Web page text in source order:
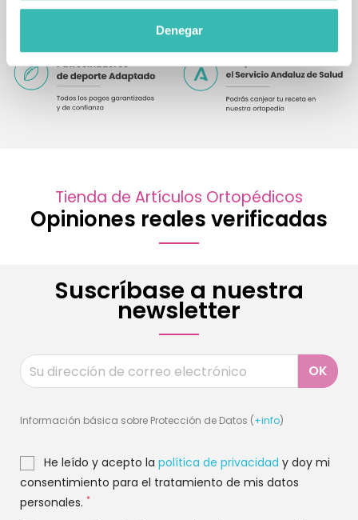
Denegar
Tienda de Artículos Ortopédicos
Opiniones reales verificadas
Suscríbase a nuestra
newsletter
Información básica sobre Protección de Datos (+info)
He leído y acepto la política de privacidad y doy mi
consentimiento para el tratamiento de mis datos
personales. *